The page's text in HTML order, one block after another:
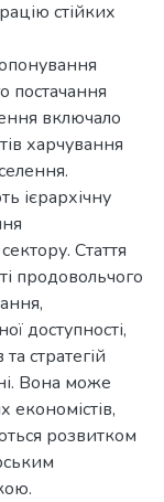
стійких
постачання
включало
харчування
ієрархічну
Стаття
продовольчого
доступності,
стратегій
Вона може
економістів,
розвитком